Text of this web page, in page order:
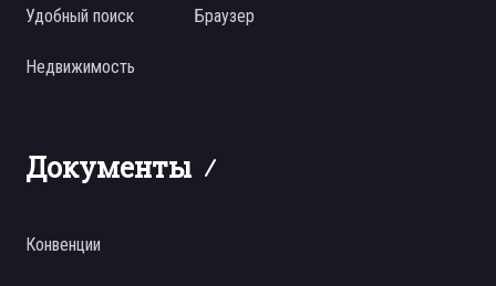
Удобный поиск Браузер
Недвижимость
Документы
Конвенции